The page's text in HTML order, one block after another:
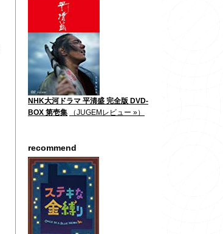
NHK大河ドラマ 平清盛 完全版 DVD-
BOX 第壱集
（JUGEMレビュー »）
recommend